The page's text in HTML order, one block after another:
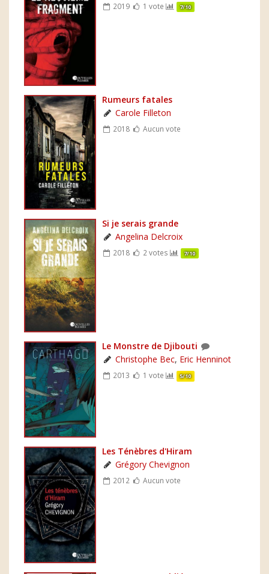
2019 1 vote 7/10
Rumeurs fatales
Carole Filleton
2018 Aucun vote
Si je serais grande
Angelina Delcroix
2018 2 votes 7/10
Le Monstre de Djibouti
Christophe Bec, Eric Henninot
2013 1 vote 5/10
Les Ténèbres d'Hiram
Grégory Chevignon
2012 Aucun vote